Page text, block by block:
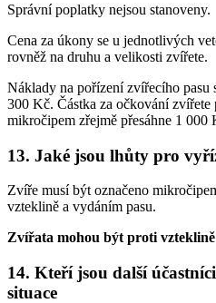
Správní poplatky nejsou stanoveny.
Cena za úkony se u jednotlivých
rovněž na druhu a velikosti zvířete.
Náklady na pořízení zvířecího
300 Kč. Částka za očkování
mikročipem zřejmě přesáhne 1 000
13. Jaké jsou lhůty pro
Zvíře musí být označeno
vzteklině a vydáním pasu.
Zvířata mohou být proti
14. Kteří jsou další
situace